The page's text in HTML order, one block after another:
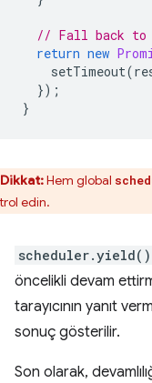
// Fall back to
return new
setTimeout(
});
}
Dikkat:Hem global
edin.
scheduler.yield()
öncelikli devam
tarayıcının yanıt
sonuç gösterilir.
Son olarak,